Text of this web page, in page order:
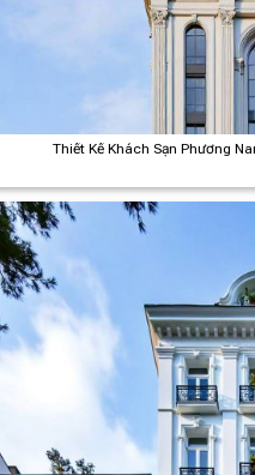
Thiết Kế Khách Sạn Phương